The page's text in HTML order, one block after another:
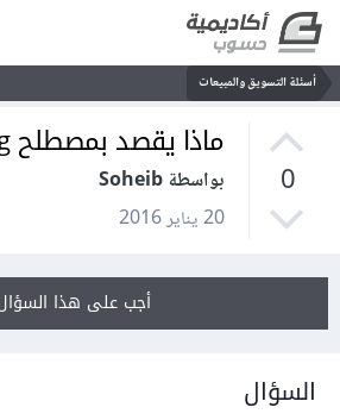
أسئلة التسويق والمبيعات
0
ماذا يقصد بمصطلح Media Buying؟
بواسطة Soheib
20 يناير 2016
أجب على هذا السؤال
السؤال